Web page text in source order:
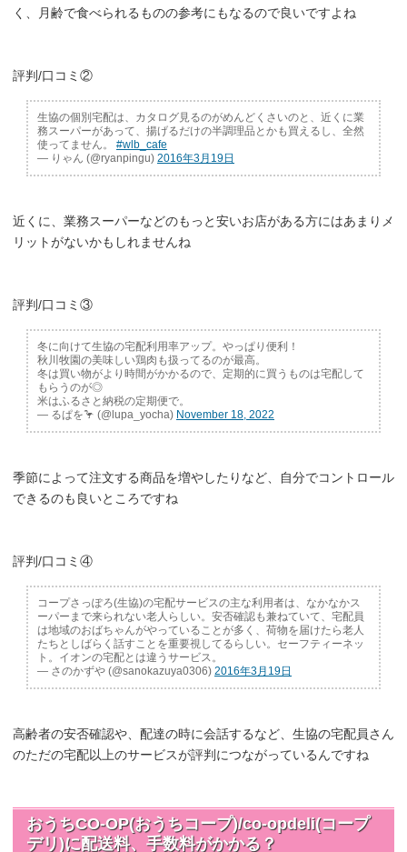
く、月齢で食べられるものの参考にもなるので良いですよね
評判/口コミ②
生協の個別宅配は、カタログ見るのがめんどくさいのと、近くに業
務スーパーがあって、揚げるだけの半調理品とかも買えるし、全然
使ってません。 #wlb_cafe
— りゃん (@ryanpingu) 2016年3月19日
近くに、業務スーパーなどのもっと安いお店がある方にはあまりメ
リットがないかもしれませんね
評判/口コミ③
冬に向けて生協の宅配利用率アップ。やっぱり便利！
秋川牧園の美味しい鶏肉も扱ってるのが最高。
冬は買い物がより時間がかかるので、定期的に買うものは宅配して
もらうのが◎
米はふるさと納税の定期便で。
— るぱを🦩 (@lupa_yocha) November 18, 2022
季節によって注文する商品を増やしたりなど、自分でコントロール
できるのも良いところですね
評判/口コミ④
コープさっぽろ(生協)の宅配サービスの主な利用者は、なかなかス
ーパーまで来られない老人らしい。安否確認も兼ねていて、宅配員
は地域のおばちゃんがやっていることが多く、荷物を届けたら老人
たちとしばらく話すことを重要視してるらしい。セーフティーネッ
ト。イオンの宅配とは違うサービス。
— さのかずや (@sanokazuya0306) 2016年3月19日
高齢者の安否確認や、配達の時に会話するなど、生協の宅配員さん
のただの宅配以上のサービスが評判につながっているんですね
おうちCO-OP(おうちコープ)/co-opdeli(コープ
デリ)に配送料、手数料がかかる？